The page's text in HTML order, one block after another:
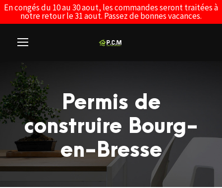
En congés du 10 au 30 aout, les commandes seront traitées à
notre retour le 31 aout. Passez de bonnes vacances.
Permis de
construire Bourg-
en-Bresse